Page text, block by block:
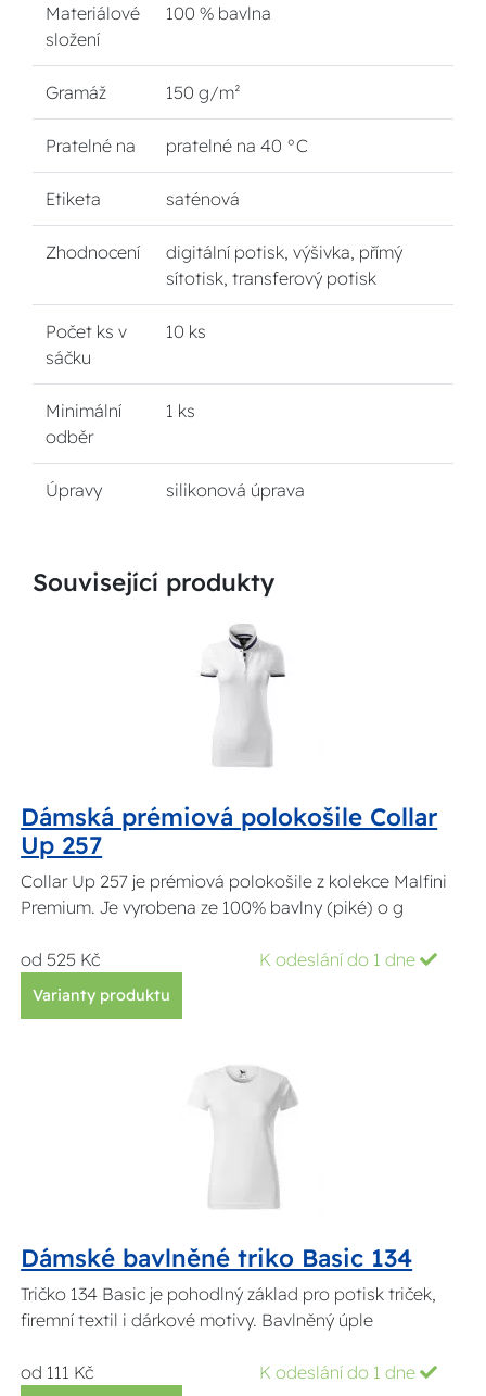
Materiálové
složení
100 % bavlna
Gramáž 150 g/m²
Pratelné na pratelné na 40 °C
Etiketa saténová
Zhodnocení
digitální potisk, výšivka, přímý
sítotisk, transferový potisk
Počet ks v
sáčku
10 ks
Minimální
odběr
1 ks
Úpravy silikonová úprava
Související produkty
Dámská prémiová polokošile Collar
Up 257
Collar Up 257 je prémiová polokošile z kolekce Malfini
Premium. Je vyrobena ze 100% bavlny (piké) o g
od 525 Kč K odeslání do 1 dne
Varianty produktu
Dámské bavlněné triko Basic 134
Tričko 134 Basic je pohodlný základ pro potisk triček,
firemní textil i dárkové motivy. Bavlněný úple
od 111 Kč K odeslání do 1 dne